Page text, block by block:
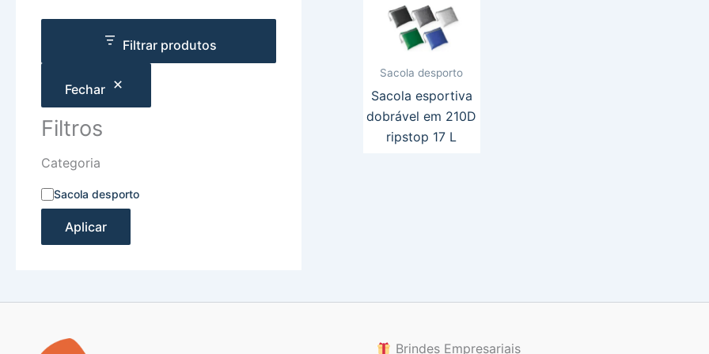
Filtrar produtos
Fechar
Filtros
Categoria
Sacola desporto
Aplicar
Sacola desporto
Sacola esportiva
dobrável em 210D
ripstop 17 L
Brindes Empresariais